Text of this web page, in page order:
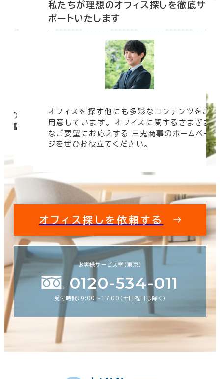
の
豊富
私たちが理想のオフィス探しを徹底サ
ポートいたします
オフィスを探す他にも多彩なコンテンツをご
用意しています。 オフィスに関するさまざま
なご要望にお応えする 三鬼商事のホームペー
ジをぜひお役立てください。
オフィス探しを依頼する
お客様サービス室（東京）
0120-534-011
受付時間：9:00〜17:00（土日祝日は除く）